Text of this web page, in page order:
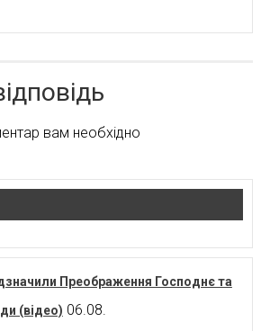
вам необхідно
Преображення Господнє та
(відео) 06.08.